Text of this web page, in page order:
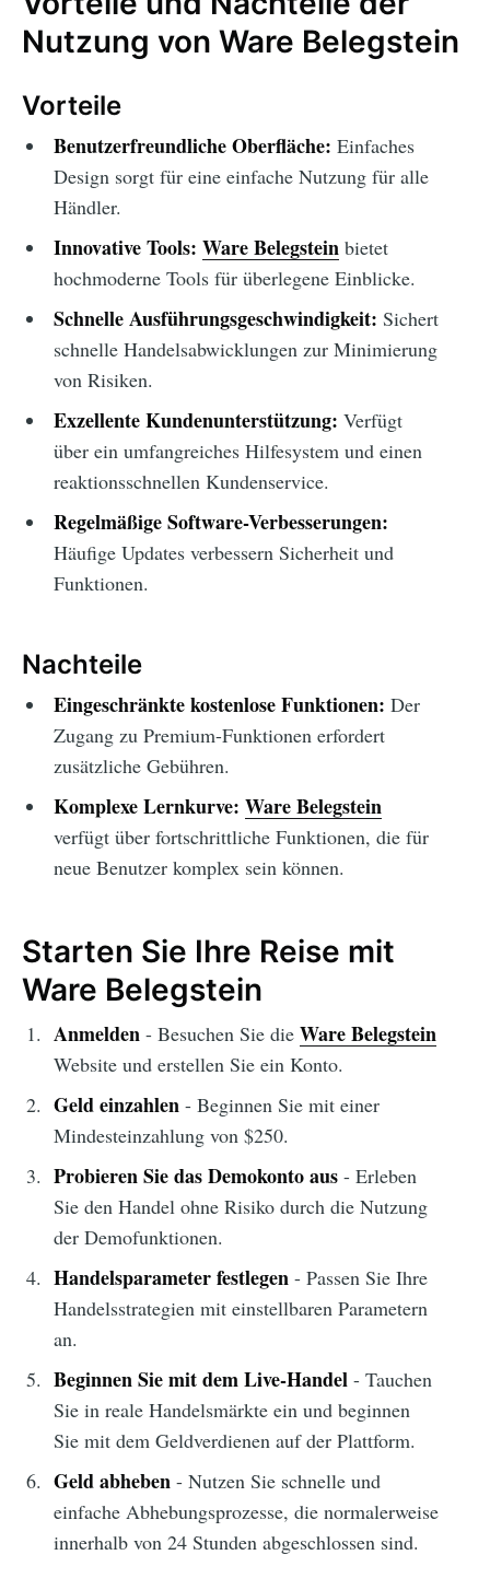
Nutzung von Ware Belegstein
Vorteile
Benutzerfreundliche Oberfläche: Einfaches
Design sorgt für eine einfache Nutzung für alle
Händler.
Innovative Tools: Ware Belegsteinbietet
hochmoderne Tools für überlegene Einblicke.
Schnelle Ausführungsgeschwindigkeit: Sichert
schnelle Handelsabwicklungen zur Minimierung
von Risiken.
Exzellente Kundenunterstützung: Verfügt
über ein umfangreiches Hilfesystem und einen
reaktionsschnellen Kundenservice.
Regelmäßige Software-Verbesserungen:
Häufige Updates verbessern Sicherheit und
Funktionen.
Nachteile
Eingeschränkte kostenlose Funktionen: Der
Zugang zu Premium-Funktionen erfordert
zusätzliche Gebühren.
Komplexe Lernkurve: Ware Belegstein
verfügt über fortschrittliche Funktionen, die für
neue Benutzer komplex sein können.
Starten Sie Ihre Reise mit
Ware Belegstein
Anmelden- Besuchen Sie die Ware Belegstein
Website und erstellen Sie ein Konto.
Geld einzahlen- Beginnen Sie mit einer
Mindesteinzahlung von $250.
Probieren Sie das Demokonto aus- Erleben
Sie den Handel ohne Risiko durch die Nutzung
der Demofunktionen.
Handelsparameter festlegen- Passen Sie Ihre
Handelsstrategien mit einstellbaren Parametern
an.
Beginnen Sie mit dem Live-Handel- Tauchen
Sie in reale Handelsmärkte ein und beginnen
Sie mit dem Geldverdienen auf der Plattform.
Geld abheben- Nutzen Sie schnelle und
einfache Abhebungsprozesse, die normalerweise
innerhalb von 24 Stunden abgeschlossen sind.